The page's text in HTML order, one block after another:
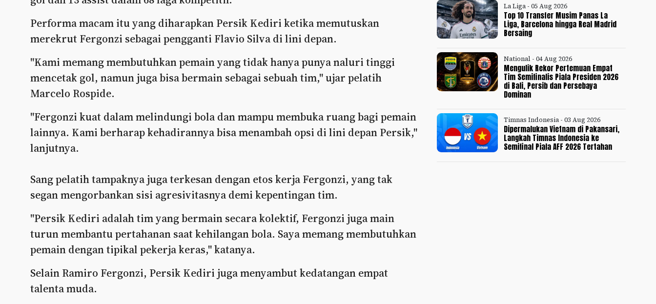
Performa macam itu yang diharapkan Persik Kediri ketika memutuskan
merekrut Fergonzi sebagai pengganti Flavio Silva di lini depan.
"Kami memang membutuhkan pemain yang tidak hanya punya naluri tinggi
mencetak gol, namun juga bisa bermain sebagai sebuah tim," ujar pelatih
Marcelo Rospide.
"Fergonzi kuat dalam melindungi bola dan mampu membuka ruang bagi pemain
lainnya. Kami berharap kehadirannya bisa menambah opsi di lini depan Persik,"
lanjutnya.
Sang pelatih tampaknya juga terkesan dengan etos kerja Fergonzi, yang tak
segan mengorbankan sisi agresivitasnya demi kepentingan tim.
"Persik Kediri adalah tim yang bermain secara kolektif, Fergonzi juga main
turun membantu pertahanan saat kehilangan bola. Saya memang membutuhkan
pemain dengan tipikal pekerja keras," katanya.
Selain Ramiro Fergonzi, Persik Kediri juga menyambut kedatangan empat
talenta muda.
La Liga - 05 Aug 2026
Top 10 Transfer Musim Panas La
Liga, Barcelona hingga Real Madrid
Bersaing
National - 04 Aug 2026
Mengulik Rekor Pertemuan Empat
Tim Semifinalis Piala Presiden 2026
di Bali, Persib dan Persebaya
Dominan
Timnas Indonesia - 03 Aug 2026
Dipermalukan Vietnam di Pakansari,
Langkah Timnas Indonesia ke
Semifinal Piala AFF 2026 Tertahan